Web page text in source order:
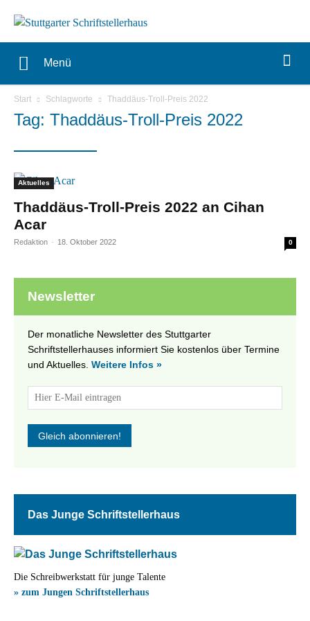
Menü
Start Schlagworte Thaddäus-Troll-Preis 2022
Tag: Thaddäus-Troll-Preis 2022
Aktuelles
Thaddäus-Troll-Preis 2022 an Cihan
Acar
Redaktion - 18. Oktober 2022 0
Newsletter
Der monatliche Newsletter des Stuttgarter
Schriftstellerhauses informiert Sie kostenlos über Termine
und Aktuelles. Weitere Infos »
Das Junge Schriftstellerhaus
Die Schreibwerkstatt für junge Talente
» zum Jungen Schriftstellerhaus